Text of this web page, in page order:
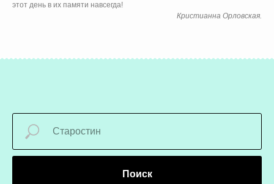
этот день в их памяти навсегда!
Кристианна Орловская.
Поиск